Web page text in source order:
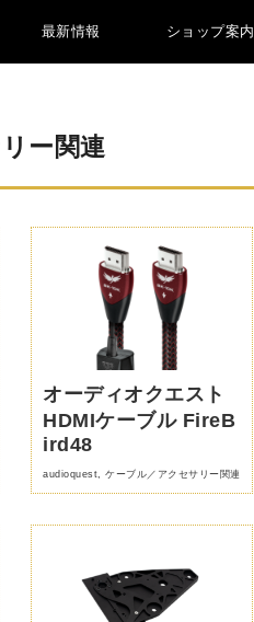
最新情報 ショップ案内
ー関連
オーディオクエスト
HDMIケーブル FireB
ird48
audioquest, ケーブル／アクセサリー関連